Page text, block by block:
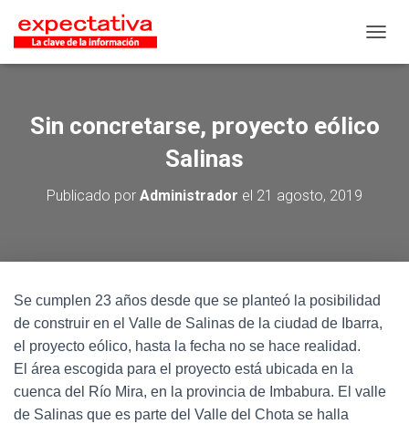
Sin concretarse, proyecto eólico
Salinas
Publicado por Administrador el 21 agosto, 2019
Se cumplen 23 años desde que se planteó la posibilidad
de construir en el Valle de Salinas de la ciudad de Ibarra,
el proyecto eólico, hasta la fecha no se hace realidad.
El área escogida para el proyecto está ubicada en la
cuenca del Río Mira, en la provincia de Imbabura. El valle
de Salinas que es parte del Valle del Chota se halla